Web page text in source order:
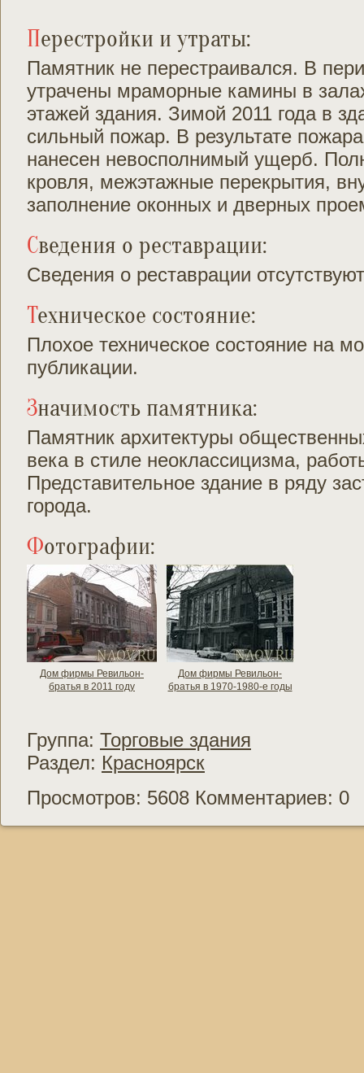
Перестройки и утраты:
Памятник не перестраивался. В
утрачены мраморные камины в залах
этажей здания. Зимой 2011 года в
сильный пожар. В результате
нанесен невосполнимый ущерб.
кровля, межэтажные перекрытия,
заполнение оконных и дверных
Сведения о реставрации:
Сведения о реставрации отсутствуют
Техническое состояние:
Плохое техническое состояние на
публикации.
Значимость памятника:
Памятник архитектуры
века в стиле неоклассицизма,
Представительное здание в ряду
города.
Фотографии:
Дом фирмы Ревильон-
братья в 2011 году
Дом фирмы Ревильон-
братья в 1970-1980-е годы
Группа: Торговые здания
Раздел: Красноярск
Просмотров: 5608 Комментариев: 0